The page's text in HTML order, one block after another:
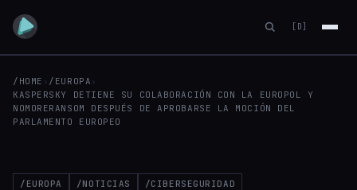
[D]
/HOME › /EUROPA ›
KASPERSKY DETIENE SU COLABORACIÓN CON LA EUROPOL Y
NOMORERANSOM DESPUÉS DE APROBARSE LA MOCIÓN DEL
PARLAMENTO EUROPEO
/EUROPA /NOTICIAS /CIBERSEGURIDAD